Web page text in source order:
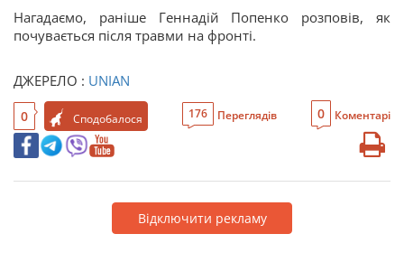
Нагадаємо, раніше Геннадій Попенко розповів, як
почувається після травми на фронті.
ДЖЕРЕЛО : UNIAN
0 Сподобалося 176 Переглядів 0 Коментарі
Відключити рекламу